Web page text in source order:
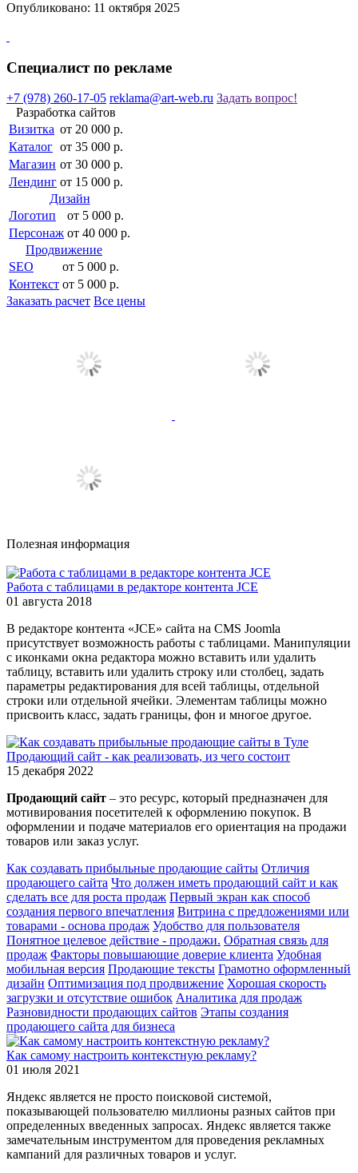
Опубликовано: 11 октября 2025
Специалист по рекламе
+7 (978) 260-17-05 reklama@art-web.ru Задать вопрос!
Разработка сайтов
Визитка от 20 000 р.
Каталог от 35 000 р.
Магазин от 30 000 р.
Лендинг от 15 000 р.
Дизайн
Логотип
от 5 000 р.
Персонаж от 40 000 р.
Продвижение
SEO
от 5 000 р.
Контекст от 5 000 р.
Заказать расчет Все цены
Полезная информация
Работа с таблицами в редакторе контента JCE
01 августа 2018
В редакторе контента «JCE» сайта на CMS Joomla
присутствует возможность работы с таблицами. Манипуляции
с иконками окна редактора можно вставить или удалить
таблицу, вставить или удалить строку или столбец, задать
параметры редактирования для всей таблицы, отдельной
строки или отдельной ячейки. Элементам таблицы можно
присвоить класс, задать границы, фон и многое другое.
Продающий сайт - как реализовать, из чего состоит
15 декабря 2022
Продающий сайт – это ресурс, который предназначен для
мотивирования посетителей к оформлению покупок. В
оформлении и подаче материалов его ориентация на продажи
товаров или заказ услуг.
Как создавать прибыльные продающие сайты Отличия
продающего сайта Что должен иметь продающий сайт и как
сделать все для роста продаж Первый экран как способ
создания первого впечатления Витрина с предложениями или
товарами - основа продаж Удобство для пользователя
Понятное целевое действие - продажи. Обратная связь для
продаж Факторы повышающие доверие клиента Удобная
мобильная версия Продающие тексты Грамотно оформленный
дизайн Оптимизация под продвижение Хорошая скорость
загрузки и отсутствие ошибок Аналитика для продаж
Разновидности продающих сайтов Этапы создания
продающего сайта для бизнеса
Как самому настроить контекстную рекламу?
01 июля 2021
Яндекс является не просто поисковой системой,
показывающей пользователю миллионы разных сайтов при
определенных введенных запросах. Яндекс является также
замечательным инструментом для проведения рекламных
кампаний для различных товаров и услуг.